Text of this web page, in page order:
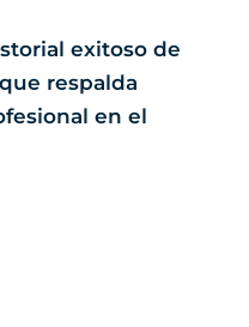
exitoso de
respalda
en el